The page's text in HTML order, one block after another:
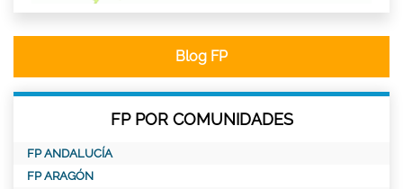
Blog FP
FP POR COMUNIDADES
FP ANDALUCÍA
FP ARAGÓN